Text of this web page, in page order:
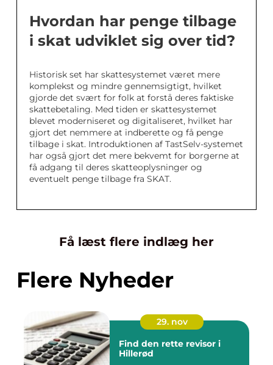
Hvordan har penge tilbage
i skat udviklet sig over tid?
Historisk set har skattesystemet været mere
komplekst og mindre gennemsigtigt, hvilket
gjorde det svært for folk at forstå deres faktiske
skattebetaling. Med tiden er skattesystemet
blevet moderniseret og digitaliseret, hvilket har
gjort det nemmere at indberette og få penge
tilbage i skat. Introduktionen af TastSelv-systemet
har også gjort det mere bekvemt for borgerne at
få adgang til deres skatteoplysninger og
eventuelt penge tilbage fra SKAT.
Få læst flere indlæg her
Flere Nyheder
29. nov
Find den rette revisor i
Hillerød